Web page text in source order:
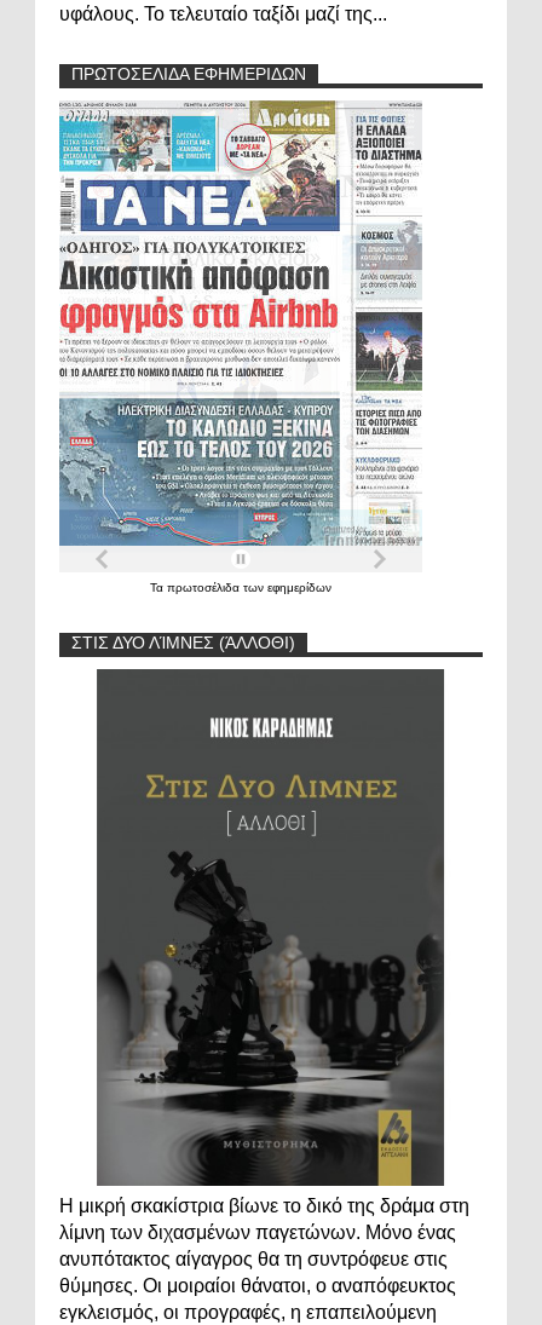
υφάλους. Το τελευταίο ταξίδι μαζί της...
ΠΡΩΤΟΣΕΛΙΔΑ ΕΦΗΜΕΡΙΔΩΝ
Τα πρωτοσέλιδα των εφημερίδων
ΣΤΙΣ ΔΥΟ ΛΊΜΝΕΣ (ΆΛΛΟΘΙ)
Η μικρή σκακίστρια βίωνε το δικό της δράμα στη
λίμνη των διχασμένων παγετώνων. Μόνο ένας
ανυπότακτος αίγαγρος θα τη συντρόφευε στις
θύμησες. Οι μοιραίοι θάνατοι, ο αναπόφευκτος
εγκλεισμός, οι προγραφές, η επαπειλούμενη